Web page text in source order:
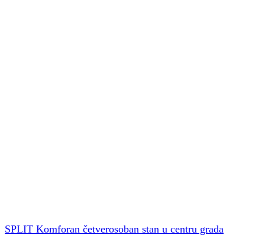
SPLIT Komforan četverosoban stan u centru grada